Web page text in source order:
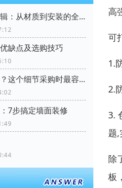
竹木纤维集成墙板选购逻辑：从材质到安装的全流程考量
缺点及选购技巧
竹木纤维墙板安装后开裂？这个细节采购时最容易忽略
7步搞定墙面装修
高
可
1.
2.
3.
题
除
板